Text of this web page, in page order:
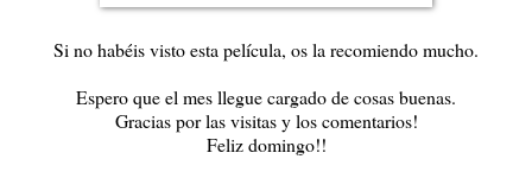
Si no habéis visto esta película, os la recomiendo mucho.
Espero que el mes llegue cargado de cosas buenas.
Gracias por las visitas y los comentarios!
Feliz domingo!!